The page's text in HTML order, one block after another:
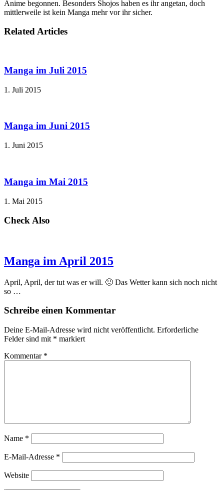
Anime begonnen. Besonders Shojos haben es ihr angetan, doch
mittlerweile ist kein Manga mehr vor ihr sicher.
Related Articles
Manga im Juli 2015
1. Juli 2015
Manga im Juni 2015
1. Juni 2015
Manga im Mai 2015
1. Mai 2015
Check Also
Manga im April 2015
April, April, der tut was er will. 🙂 Das Wetter kann sich noch nicht
so …
Schreibe einen Kommentar
Deine E-Mail-Adresse wird nicht veröffentlicht. Erforderliche
Felder sind mit * markiert
Kommentar *
Name *
E-Mail-Adresse *
Website